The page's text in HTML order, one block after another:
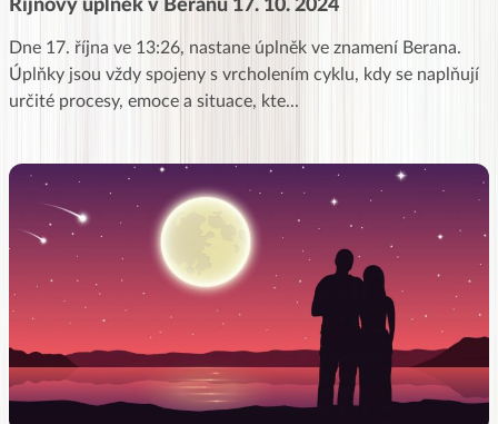
Říjnový úplněk v Beranu 17. 10. 2024
Dne 17. října ve 13:26, nastane úplněk ve znamení Berana.
Úplňky jsou vždy spojeny s vrcholením cyklu, kdy se naplňují
určité procesy, emoce a situace, kte...